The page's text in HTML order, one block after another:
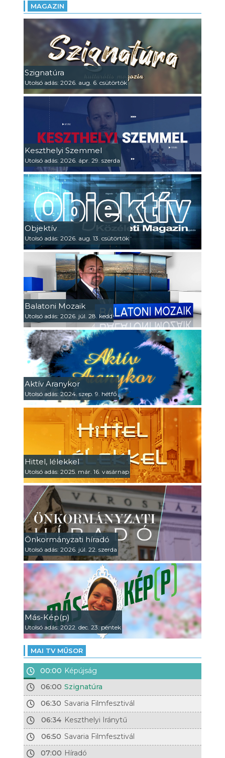
MAGAZIN
Szignatúra
Utolsó adás: 2026. aug. 6. csütörtök
Keszthelyi Szemmel
Utolsó adás: 2026. ápr. 29. szerda
Objektív
Utolsó adás: 2026. aug. 13. csütörtök
Balatoni Mozaik
Utolsó adás: 2026. júl. 28. kedd
Aktív Aranykor
Utolsó adás: 2024. szep. 9. hétfő
Hittel, lélekkel
Utolsó adás: 2025. már. 16. vasárnap
Önkormányzati híradó
Utolsó adás: 2026. júl. 22. szerda
Más-Kép(p)
Utolsó adás: 2022. dec. 23. péntek
MAI TV MŰSOR
00:00 Képújság
06:00 Szignatúra
06:30 Savaria Filmfesztivál
06:34 Keszthelyi Iránytű
06:50 Savaria Filmfesztivál
07:00 Híradó